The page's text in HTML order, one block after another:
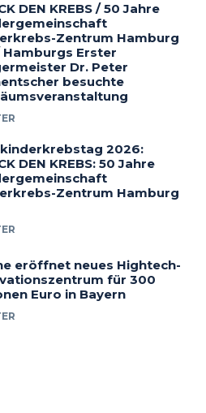
DEN KREBS / 50 Jahre
Zentrum Hamburg
Hamburgs Erster
Dr. Peter
besuchte
2026:
DEN KREBS: 50 Jahre
Zentrum Hamburg
eröffnet neues Hightech-
für 300
Euro in Bayern